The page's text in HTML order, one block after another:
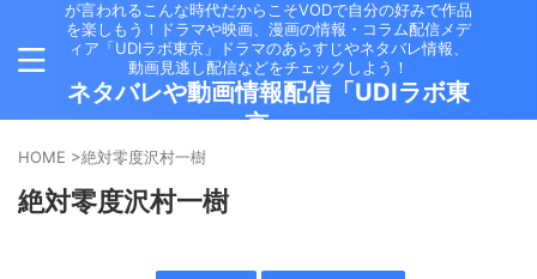
が言われるこんな時代だからこそVODで自分の好みで作品
を楽しもう！ドラマや映画、漫画の情報・コラム配信メデ
ィア「UDIラボ東京」ドラマのあらすじやネタバレ情報、
動画見逃し配信などをチェックしよう！
ネタバレや動画情報配信「UDIラボ東
京」
HOME >絶対零度沢村一樹
絶対零度沢村一樹